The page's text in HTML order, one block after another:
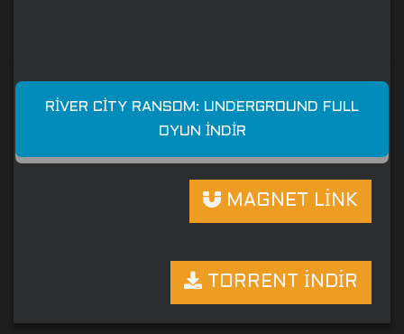
RIVER CITY RANSOM: UNDERGROUND FULL
OYUN İNDIR
MAGNET LİNK
TORRENT İNDİR